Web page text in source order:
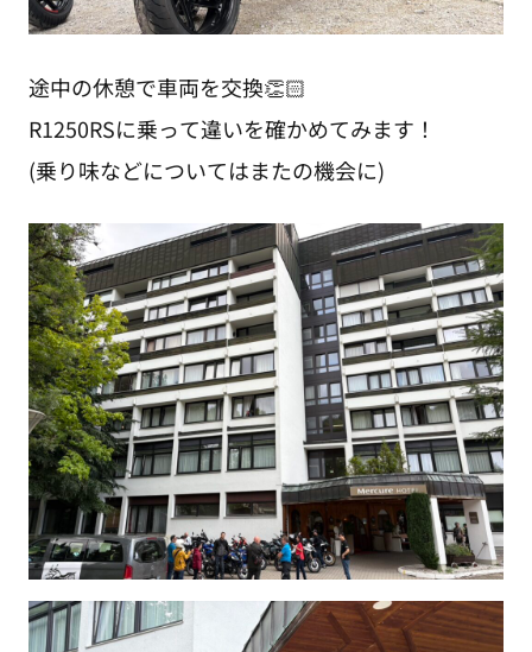
途中の休憩で車両を交換👏🏻
R1250RSに乗って違いを確かめてみます！
(乗り味などについてはまたの機会に)